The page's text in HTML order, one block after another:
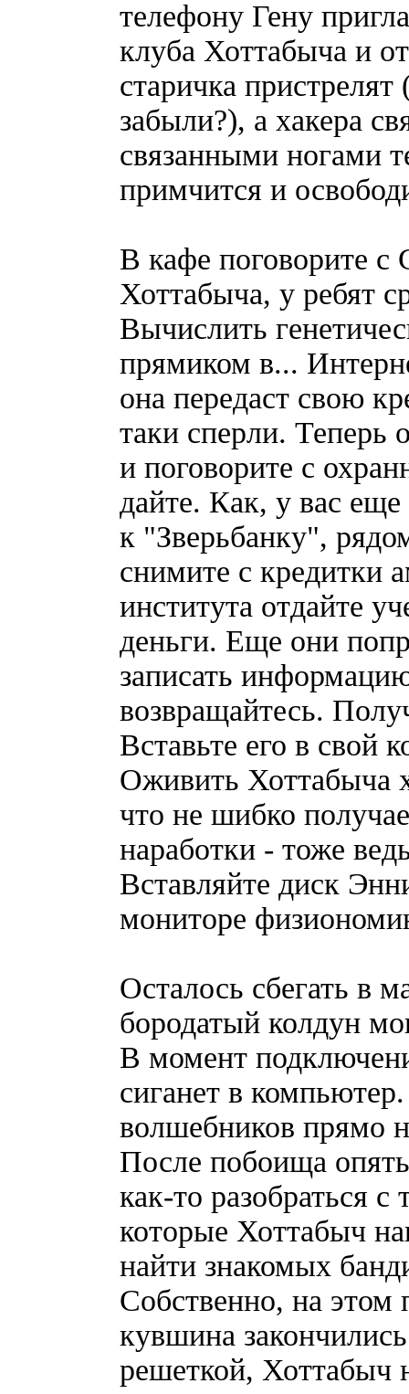
телефону Гену
клуба Хоттабыча и
старичка
забыли?), а хакера
связанными ногами
примчится и
В кафе поговорите с
Хоттабыча, у ребят
Вычислить
прямиком в...
она передаст свою
таки сперли. Теперь
и поговорите с
дайте. Как, у вас еще
к "Зверьбанку",
снимите с кредитки
института отдайте
деньги. Еще они
записать
возвращайтесь.
Вставьте его в свой
Оживить Хоттабыча
что не шибко
наработки - тоже
Вставляйте диск
мониторе
Осталось сбегать в
бородатый колдун
В момент
сиганет в
волшебников прямо
После побоища
как-то разобраться
которые Хоттабыч
найти знакомых
Собственно, на этом
кувшина
решеткой, Хоттабыч